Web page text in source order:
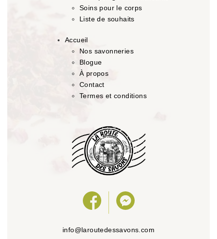
Soins pour le corps
Liste de souhaits
Accueil
Nos savonneries
Blogue
À propos
Contact
Termes et conditions
info@laroutedessavons.com